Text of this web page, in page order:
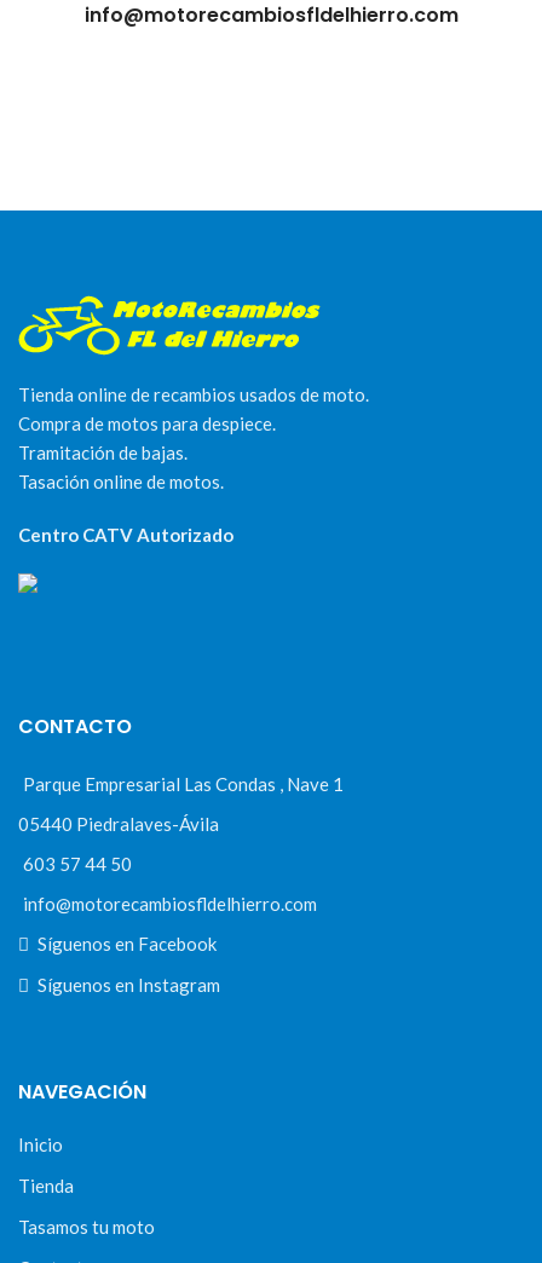
info@motorecambiosfldelhierro.com
Tienda online de recambios usados de moto.
Compra de motos para despiece.
Tramitación de bajas.
Tasación online de motos.
Centro CATV Autorizado
CONTACTO
Parque Empresarial Las Condas , Nave 1
05440 Piedralaves-Ávila
603 57 44 50
info@motorecambiosfldelhierro.com
Síguenos en Facebook
Síguenos en Instagram
NAVEGACIÓN
Inicio
Tienda
Tasamos tu moto